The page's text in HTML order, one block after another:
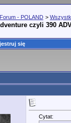
- POLAND >
czyli 390
się
Cytat: